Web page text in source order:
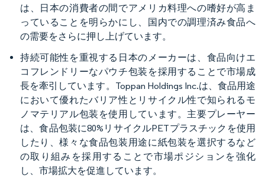
は、日本の消費者の間でアメリカ料理への嗜好が高ま
っていることを明らかにし、国内での調理済み食品へ
の需要をさらに押し上げています。
持続可能性を重視する日本のメーカーは、食品向けエ
コフレンドリーなパウチ包装を採用することで市場成
長を牽引しています。Toppan Holdings Inc.は、食品用途
において優れたバリア性とリサイクル性で知られるモ
ノマテリアル包装を使用しています。主要プレーヤー
は、食品包装に80%リサイクルPETプラスチックを使用
したり、様々な食品包装用途に紙包装を選択するなど
の取り組みを採用することで市場ポジションを強化
し、市場拡大を促進しています。